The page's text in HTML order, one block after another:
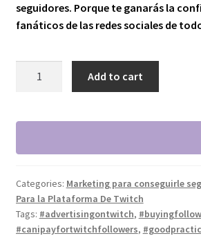
seguidores. Porque te ganarás la
fanáticos de las redes sociales de
o
100
quantity
Add to cart
Categories: Marketing para conseguirle
Para la Plataforma De Twitch
Tags: #advertisingontwitch,
#canipayfortwitchfollowers,